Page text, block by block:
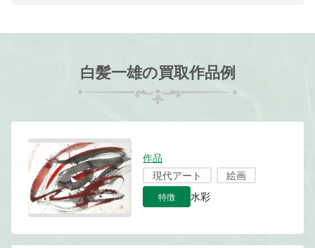
白髪一雄の買取作品例
作品
現代アート
絵画
特徴 水彩